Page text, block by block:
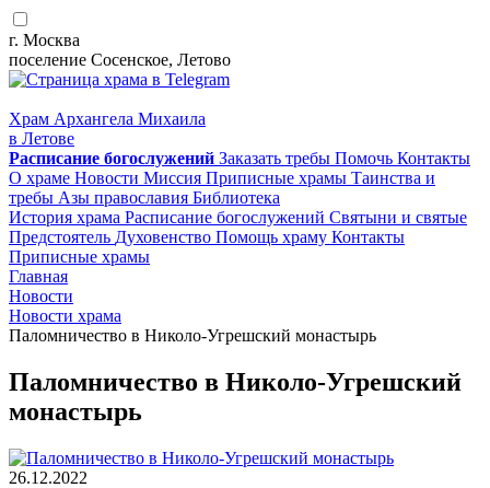
г. Москва
поселение Сосенское, Летово
Храм Архангела Михаила
в Летове
Расписание богослужений Заказать требы Помочь Контакты
О храме Новости Миссия Приписные храмы Таинства и
требы Азы православия Библиотека
История храма Расписание богослужений Святыни и святые
Предстоятель Духовенство Помощь храму Контакты
Приписные храмы
Главная
Новости
Новости храма
Паломничество в Николо-Угрешский монастырь
Паломничество в Николо-Угрешский
монастырь
26.12.2022